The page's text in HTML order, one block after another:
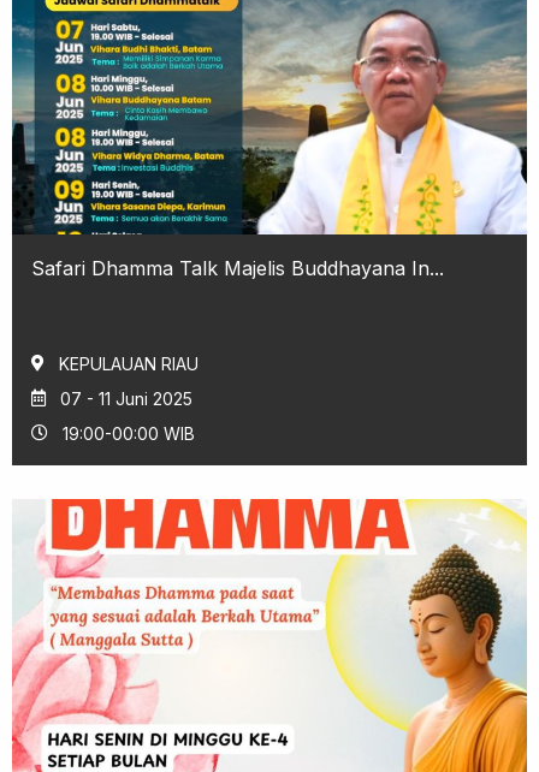
Safari Dhamma Talk Majelis Buddhayana In...
KEPULAUAN RIAU
07 - 11 Juni 2025
19:00-00:00 WIB